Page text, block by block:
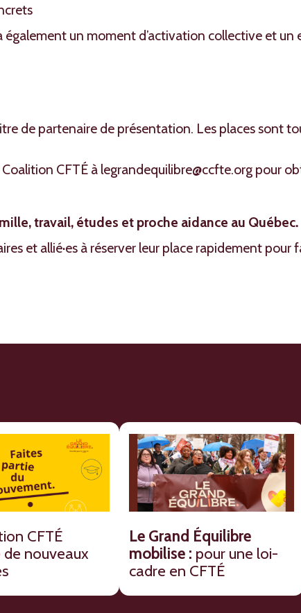
un moment d’activation collective et un
de partenaire de présentation. Les places sont
CFTÉ à legrandequilibre@ccfte.org pour
travail, études et proche aidance au Québec.
et allié·es à réserver leur place rapidement pour
CFTÉ
de nouveaux
Le Grand Équilibre
mobilise : pour une loi-
cadre en CFTÉ